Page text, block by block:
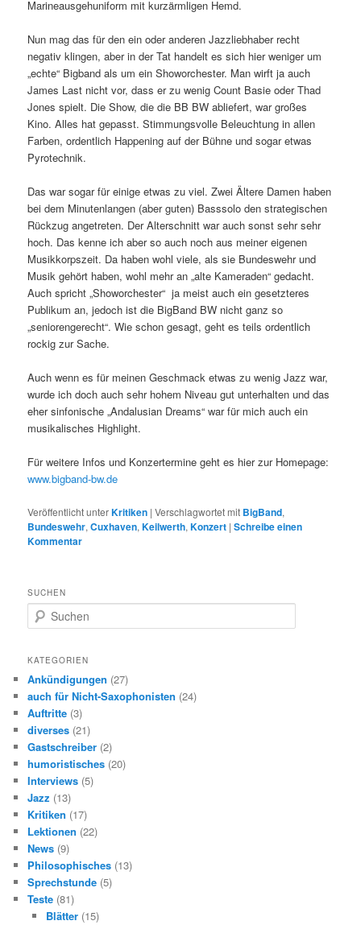
Marineausgehuniform mit kurzärmligen Hemd.
Nun mag das für den ein oder anderen Jazzliebhaber recht
negativ klingen, aber in der Tat handelt es sich hier weniger um
„echte“ Bigband als um ein Showorchester. Man wirft ja auch
James Last nicht vor, dass er zu wenig Count Basie oder Thad
Jones spielt. Die Show, die die BB BW abliefert, war großes
Kino. Alles hat gepasst. Stimmungsvolle Beleuchtung in allen
Farben, ordentlich Happening auf der Bühne und sogar etwas
Pyrotechnik.
Das war sogar für einige etwas zu viel. Zwei Ältere Damen haben
bei dem Minutenlangen (aber guten) Basssolo den strategischen
Rückzug angetreten. Der Alterschnitt war auch sonst sehr sehr
hoch. Das kenne ich aber so auch noch aus meiner eigenen
Musikkorpszeit. Da haben wohl viele, als sie Bundeswehr und
Musik gehört haben, wohl mehr an „alte Kameraden“ gedacht.
Auch spricht „Showorchester“ ja meist auch ein gesetzteres
Publikum an, jedoch ist die BigBand BW nicht ganz so
„seniorengerecht“. Wie schon gesagt, geht es teils ordentlich
rockig zur Sache.
Auch wenn es für meinen Geschmack etwas zu wenig Jazz war,
wurde ich doch auch sehr hohem Niveau gut unterhalten und das
eher sinfonische „Andalusian Dreams“ war für mich auch ein
musikalisches Highlight.
Für weitere Infos und Konzertermine geht es hier zur Homepage:
www.bigband-bw.de
Veröffentlicht unterKritiken |Verschlagwortet mit BigBand,
Bundeswehr,Cuxhaven,Keilwerth,Konzert |Schreibe einen
Kommentar
SUCHEN
u
h
n
KATEGORIEN
Ankündigungen (27)
auch für Nicht-Saxophonisten (24)
Auftritte (3)
diverses (21)
Gastschreiber (2)
humoristisches (20)
Interviews (5)
Jazz (13)
Kritiken (17)
Lektionen (22)
News (9)
Philosophisches (13)
Sprechstunde (5)
Teste (81)
Blätter(15)